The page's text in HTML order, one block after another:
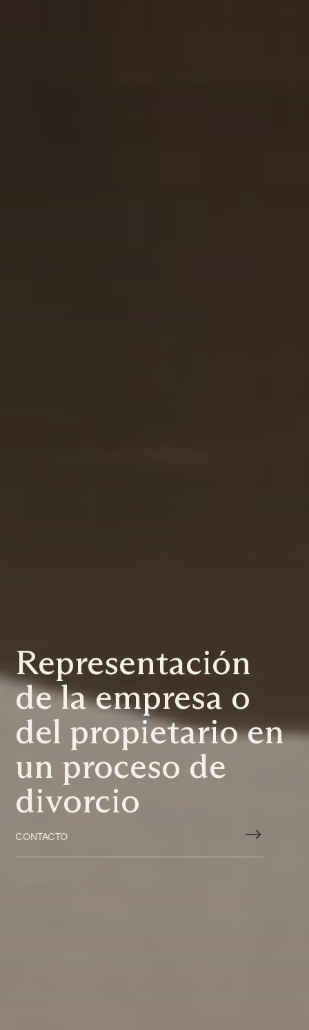
Representación
de la empresa o
del propietario en
un proceso de
divorcio
CONTACTO $